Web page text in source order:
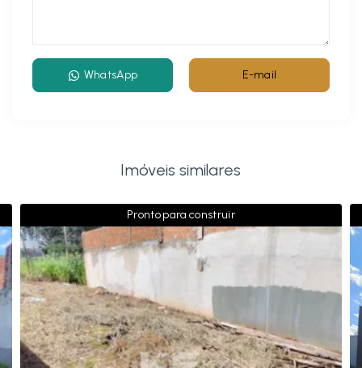
WhatsApp E-mail
Imóveis similares
Pronto para construir